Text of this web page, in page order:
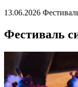
13.06.2026
Фестиваль